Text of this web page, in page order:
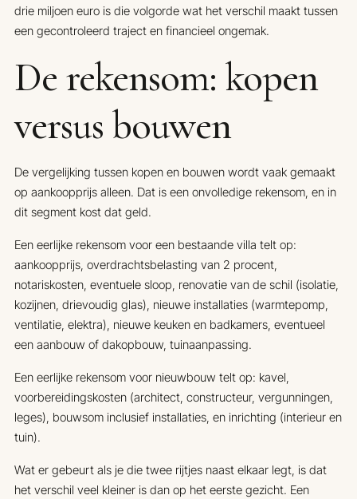
drie miljoen euro is die volgorde wat het verschil maakt tussen
een gecontroleerd traject en financieel ongemak.
De rekensom: kopen
versus bouwen
De vergelijking tussen kopen en bouwen wordt vaak gemaakt
op aankoopprijs alleen. Dat is een onvolledige rekensom, en in
dit segment kost dat geld.
Een eerlijke rekensom voor een bestaande villa telt op:
aankoopprijs, overdrachtsbelasting van 2 procent,
notariskosten, eventuele sloop, renovatie van de schil (isolatie,
kozijnen, drievoudig glas), nieuwe installaties (warmtepomp,
ventilatie, elektra), nieuwe keuken en badkamers, eventueel
een aanbouw of dakopbouw, tuinaanpassing.
Een eerlijke rekensom voor nieuwbouw telt op: kavel,
voorbereidingskosten (architect, constructeur, vergunningen,
leges), bouwsom inclusief installaties, en inrichting (interieur en
tuin).
Wat er gebeurt als je die twee rijtjes naast elkaar legt, is dat
het verschil veel kleiner is dan op het eerste gezicht. Een